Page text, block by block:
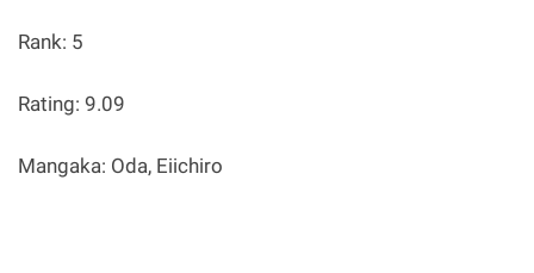
Rank: 5
Rating: 9.09
Mangaka: Oda, Eiichiro